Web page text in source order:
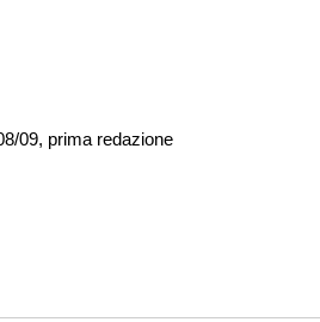
09, prima redazione